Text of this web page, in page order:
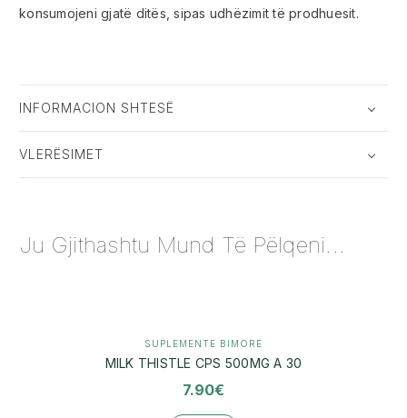
konsumojeni gjatë ditës, sipas udhëzimit të prodhuesit.
INFORMACION SHTESË
VLERËSIMET
Ju Gjithashtu Mund Të Pëlqeni...
SUPLEMENTE BIMORE
MILK THISTLE CPS 500MG A 30
7.90€